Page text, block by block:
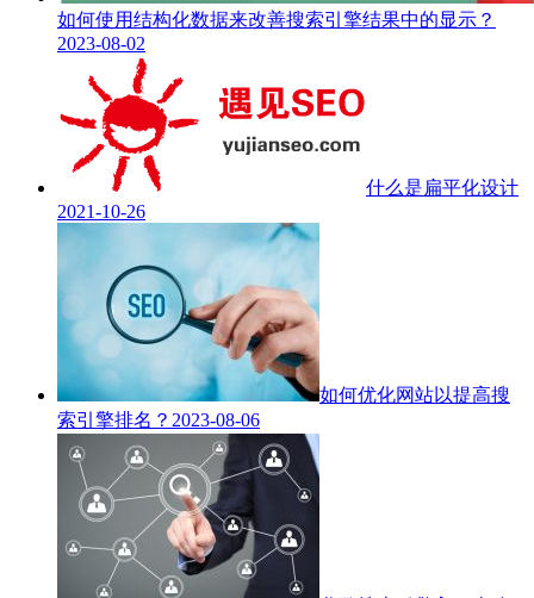
如何使用结构化数据来改善搜索引擎结果中的显示？
2023-08-02
什么是扁平化设计
2021-10-26
如何优化网站以提高搜
索引擎排名？ 2023-08-06